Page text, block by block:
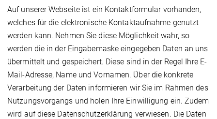
Auf unserer Webseite ist ein Kontaktformular vorhanden,
welches für die elektronische Kontaktaufnahme genutzt
werden kann. Nehmen Sie diese Möglichkeit wahr, so
werden die in der Eingabemaske eingegeben Daten an uns
übermittelt und gespeichert. Diese sind in der Regel Ihre E-
Mail-Adresse, Name und Vornamen. Über die konkrete
Verarbeitung der Daten informieren wir Sie im Rahmen des
Nutzungsvorgangs und holen Ihre Einwilligung ein. Zudem
wird auf diese Datenschutzerklärung verwiesen. Die Daten